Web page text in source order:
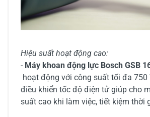
Hiệu suất hoạt động cao:
- Máy khoan động lực Bosch GSB
hoạt động với công suất tối đa 750
điều khiển tốc độ điện tử giúp cho
suất cao khi làm việc, tiết kiệm thời